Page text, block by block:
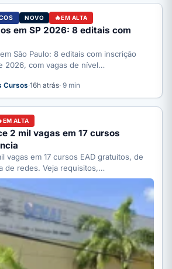
NOVO EM ALTA
em SP 2026: 8 editais com
São Paulo: 8 editais com inscrição
2026, com vagas de nível…
Cursos·16h atrás· 9 min
EM ALTA
2 mil vagas em 17 cursos
vagas em 17 cursos EAD gratuitos, de
de redes. Veja requisitos,…